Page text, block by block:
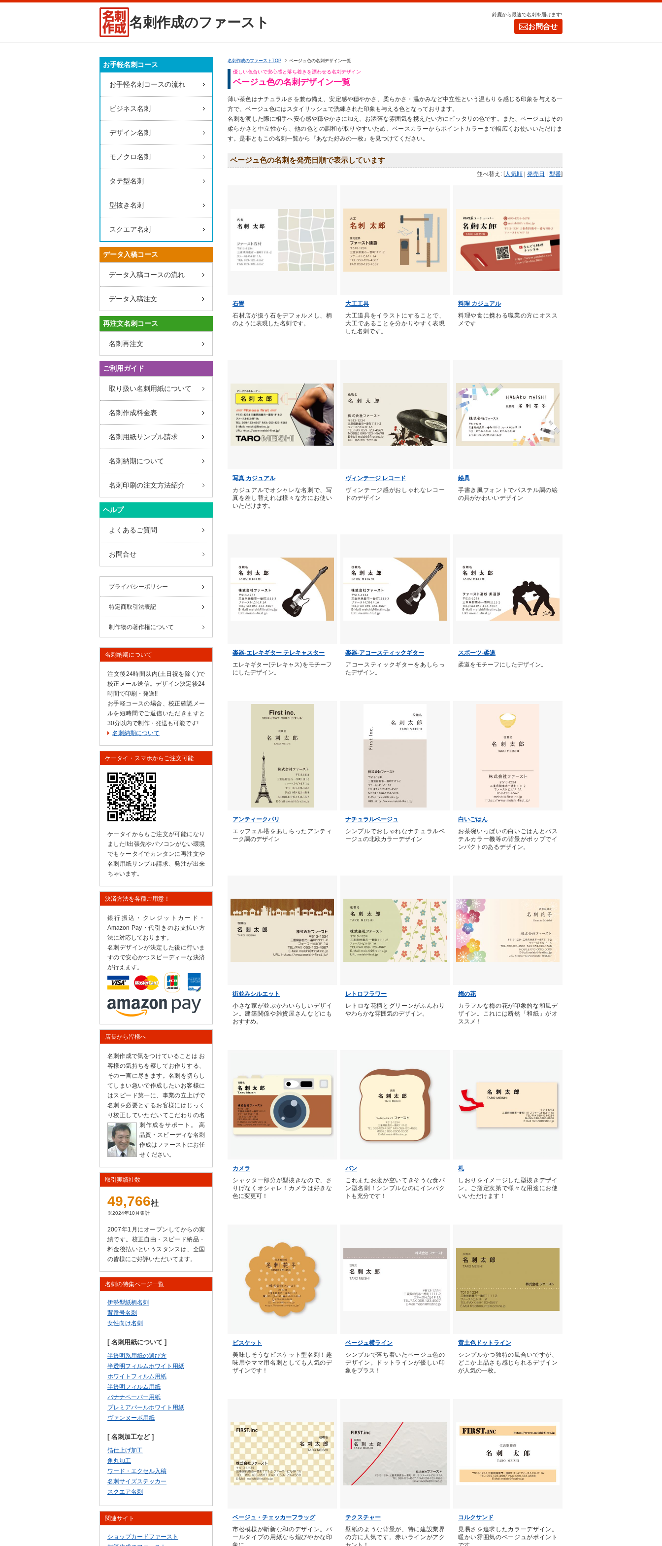
名刺作成のファースト 鈴鹿から最速で名刺を届けます!
お問合せ
名刺作成のファーストTOP ベージュ色の名刺デザイン一覧
優しい色合いで安心感と落ち着きを漂わせる名刺デザイン
ベージュ色の名刺デザイン一覧
薄い茶色はナチュラルさを兼ね備え、安定感や穏やかさ、柔らかさ・温かみなど中立性という温もりを感じる印象を与える一
方で、ベージュ色にはスタイリッシュで洗練された印象も与える色となっております。
名刺を渡した際に相手へ安心感や穏やかさに加え、お洒落な雰囲気を携えたい方にピッタリの色です。また、ベージュはその
柔らかさと中立性から、他の色との調和が取りやすいため、ベースカラーからポイントカラーまで幅広くお使いいただけま
す。是非ともこの名刺一覧から『あなた好みの一枚』を見つけてください。
ベージュ色の名刺を発売日順で表示しています
並べ替え: [人気順 発売日 型番]
石畳
石材店が扱う石をデフォルメし、柄
のように表現した名刺です。
大工工具
大工道具をイラストにすることで、
大工であることを分かりやすく表現
した名刺です。
料理 カジュアル
料理や食に携わる職業の方にオスス
メです
写真 カジュアル
カジュアルでオシャレな名刺で、写
真を差し替えれば様々な方にお使い
いただけます。
ヴィンテージ レコード
ヴィンテージ感がおしゃれなレコー
ドのデザイン
絵具
手書き風フォントでパステル調の絵
の具がかわいいデザイン
楽器-エレキギター テレキャスター
エレキギター(テレキャス)をモチーフ
にしたデザイン。
楽器-アコースティックギター
アコースティックギターをあしらっ
たデザイン。
スポーツ-柔道
柔道をモチーフにしたデザイン。
アンティークパリ
エッフェル塔をあしらったアンティ
ーク調のデザイン
ナチュラルベージュ
シンプルでおしゃれなナチュラルベ
ージュの北欧カラーデザイン
白いごはん
お茶碗いっぱいの白いごはんとパス
テルカラー機等の背景がポップでイ
ンパクトのあるデザイン。
街並みシルエット
小さな家が並ぶかわいらしいデザイ
ン。建築関係や雑貨屋さんなどにも
おすすめ。
レトロフラワー
レトロな花柄とグリーンがふんわり
やわらかな雰囲気のデザイン。
梅の花
カラフルな梅の花が印象的な和風デ
ザイン。これには断然「和紙」がオ
ススメ！
カメラ
シャッター部分が型抜きなので、さ
りげなくオシャレ！カメラは好きな
色に変更可！
パン
これまたお腹が空いてきそうな食パ
ン型名刺！シンプルなのにインパク
トも充分です！
札
しおりをイメージした型抜きデザイ
ン。ご指定次第で様々な用途にお使
いいただけます！
ビスケット
美味しそうなビスケット型名刺！趣
味用やママ用名刺としても人気のデ
ザインです！
ベージュ横ライン
シンプルで落ち着いたベージュ色の
デザイン。ドットラインが優しい印
象をプラス！
黄土色ドットライン
シンプルかつ独特の風合いですが、
どこか上品さも感じられるデザイン
が人気の一枚。
ベージュ・チェッカーフラッグ
市松模様が斬新な和のデザイン。パ
ールタイプの用紙なら煌びやかな印
テクスチャー
壁紙のような背景が、特に建設業界
の方に人気です。赤いラインがアク
コルクサンド
見易さを追求したカラーデザイン。
暖かい雰囲気のベージュがポイント
お手軽名刺コース
お手軽名刺コースの流れ
ビジネス名刺
デザイン名刺
モノクロ名刺
タテ型名刺
型抜き名刺
スクエア名刺
データ入稿コース
データ入稿コースの流れ
データ入稿注文
再注文名刺コース
名刺再注文
ご利用ガイド
取り扱い名刺用紙について
名刺作成料金表
名刺用紙サンプル請求
名刺納期について
名刺印刷の注文方法紹介
ヘルプ
よくあるご質問
お問合せ
プライバシーポリシー
特定商取引法表記
制作物の著作権について
名刺納期について
注文後24時間以内(土日祝を除く)で
校正メール送信。デザイン決定後24
時間で印刷・発送!!
お手軽コースの場合、校正確認メー
ルを短時間でご返信いただきますと
30分以内で制作・発送も可能です!
名刺納期について
ケータイ・スマホからご注文可能
ケータイからもご注文が可能になり
ました!!出張先やパソコンがない環境
でもケータイでカンタンに再注文や
名刺用紙サンプル請求、発注が出来
ちゃいます。
決済方法を各種ご用意！
銀行振込・クレジットカード・
Amazon Pay・代引きのお支払い方
法に対応しております。
名刺デザインが決定した後に行いま
すので安心かつスピーディーな決済
が行えます。
店長から皆様へ
名刺作成で気をつけていることは お
客様の気持ちを察してお作りする、
その一言に尽きます。名刺を切らし
てしまい急いで作成したいお客様に
はスピード第一に、事業の立上げで
名刺を必要とするお客様にはじっく
り校正していただいてこだわりの名
刺作成をサポート。
高
品質・スピーディな名刺
作成はファーストにお任
せください。
取引実績社数
49,766社
※2024年10月集計
2007年1月にオープンしてからの実
績です。校正自由・スピード納品・
料金後払いというスタンスは、全国
の皆様にご好評いただいてます。
名刺の特集ページ一覧
伊勢型紙柄名刺
背番号名刺
女性向け名刺
[ 名刺用紙について ]
半透明系用紙の選び方
半透明フィルムホワイト用紙
ホワイトフィルム用紙
半透明フィルム用紙
バナナペーパー用紙
プレミアパールホワイト用紙
ヴァンヌーボ用紙
[ 名刺加工など ]
箔仕上げ加工
角丸加工
ワード・エクセル入稿
名刺サイズステッカー
スクエア名刺
関連サイト
ショップカードファースト